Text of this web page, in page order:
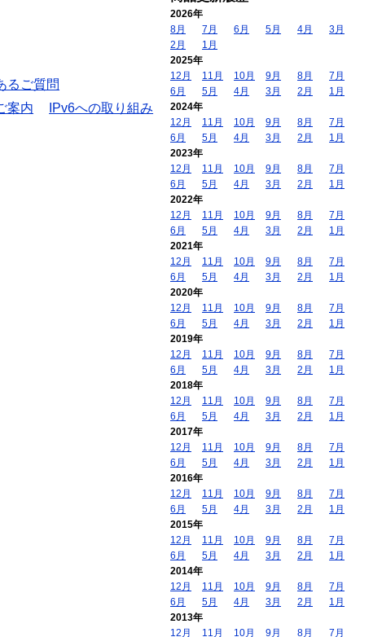
るご質問
案内
IPv6への取り組み
2026年
8月
7月 6月 5月 4月
3月
2月
1月
2025年
12月
11月 10月 9月 8月
7月
6月
5月 4月 3月 2月
1月
2024年
12月
11月 10月 9月 8月
7月
6月
5月 4月 3月 2月
1月
2023年
12月
11月 10月 9月 8月
7月
6月
5月 4月 3月 2月
1月
2022年
12月
11月 10月 9月 8月
7月
6月
5月 4月 3月 2月
1月
2021年
12月
11月 10月 9月 8月
7月
6月
5月 4月 3月 2月
1月
2020年
12月
11月 10月 9月 8月
7月
6月
5月 4月 3月 2月
1月
2019年
12月
11月 10月 9月 8月
7月
6月
5月 4月 3月 2月
1月
2018年
12月
11月 10月 9月 8月
7月
6月
5月 4月 3月 2月
1月
2017年
12月
11月 10月 9月 8月
7月
6月
5月 4月 3月 2月
1月
2016年
12月
11月 10月 9月 8月
7月
6月
5月 4月 3月 2月
1月
2015年
12月
11月 10月 9月 8月
7月
6月
5月 4月 3月 2月
1月
2014年
12月
11月 10月 9月 8月
7月
6月
5月 4月 3月 2月
1月
2013年
12月
11月 10月 9月 8月 7月